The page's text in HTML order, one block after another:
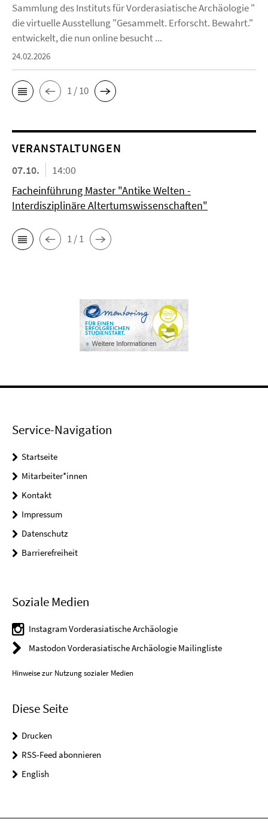
Sammlung des Instituts für Vorderasiatische Archäologie "
die virtuelle Ausstellung "Gesammelt. Erforscht. Bewahrt."
entwickelt, die nun online besucht ...
24.02.2026
1 / 10
VERANSTALTUNGEN
07.10.
14:00
Facheinführung Master "Antike Welten -
Interdisziplinäre Altertumswissenschaften"
1 / 1
Service-Navigation
Startseite
Mitarbeiter*innen
Kontakt
Impressum
Datenschutz
Barrierefreiheit
Soziale Medien
Instagram Vorderasiatische Archäologie
Mastodon Vorderasiatische Archäologie Mailingliste
Hinweise zur Nutzung sozialer Medien
Diese Seite
Drucken
RSS-Feed abonnieren
English